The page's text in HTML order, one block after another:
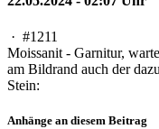
· #1211
Moissanit - Garnitur,
am Bildrand auch der
Stein:
Anhänge an diesem Beitrag